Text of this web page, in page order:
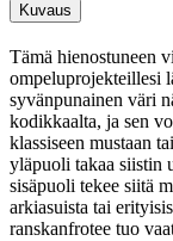
Kuvaus
Tämä hienostuneen
ompeluprojekteillesi
syvänpunainen väri
kodikkaalta, ja sen
klassiseen mustaan
yläpuoli takaa siistin
sisäpuoli tekee siitä
arkiasuista tai
ranskanfrotee tuo